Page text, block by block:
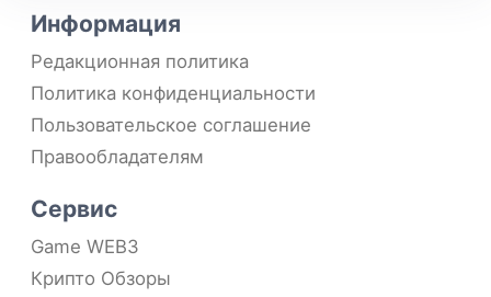
Информация
Редакционная политика
Политика конфиденциальности
Пользовательское соглашение
Правообладателям
Сервис
Game WEB3
Крипто Обзоры